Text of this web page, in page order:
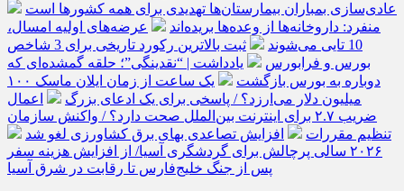
عادی‌سازی بمباران بیمارستان‌ها تهدیدی برای همه کشورها است
منفرد: داروخانه‌ها از وعده‌ها بریده‌اند
عرضه‌های اولیه امسال،
10 تایی می‌شوند
ثبت بالاترین رکورد تاریخی برای 3 شاخص
بورس و فرابورس
یادداشت | “نقدینگی”؛ حلقه گمشده‌ای که
دوباره به بورس بازگشت
یک ساعت از زمان ایلان ماسک ۱۰۰
میلیون دلار می‌ارزد؟ / پاسخی برای یک ادعای بزرگ
اعمال
ضریب ۲.۷ برای اینترنت بین‌الملل صحت دارد؟ / واکنش سازمان
تنظیم مقررات
افزایش تصاعدی بهای برق کشاورزی لغو شد
۲۰۲۶ سالی پرچالش برای گردشگری آسیا/ از افزایش هزینه سفر
پس از جنگ خلیج‌فارس تا رقابت در شرق آسیا